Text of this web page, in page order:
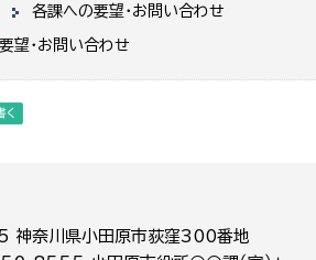
各課への要望・お問い合わせ
望・お問い合わせ
奈川県小田原市荻窪300番地